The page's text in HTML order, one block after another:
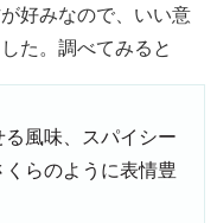
好みなので、いい意
た。調べてみると
風味、スパイシー
らのように表情豊